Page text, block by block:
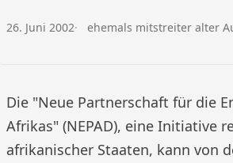
Veröffentlicht am:
26. Juni 2002 Autor:
ehemals mitstreiter alter
Die "Neue Partnerschaft für die
Afrikas" (NEPAD), eine Initiative
afrikanischer Staaten, kann von